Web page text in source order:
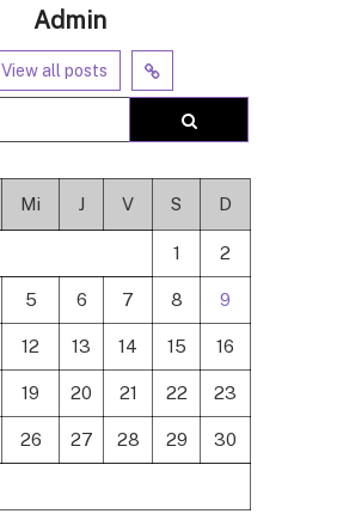
Admin
View all posts
Mi J V S D
1 2
5 6 7 8 9
12 13 14 15 16
19 20 21 22 23
26 27 28 29 30